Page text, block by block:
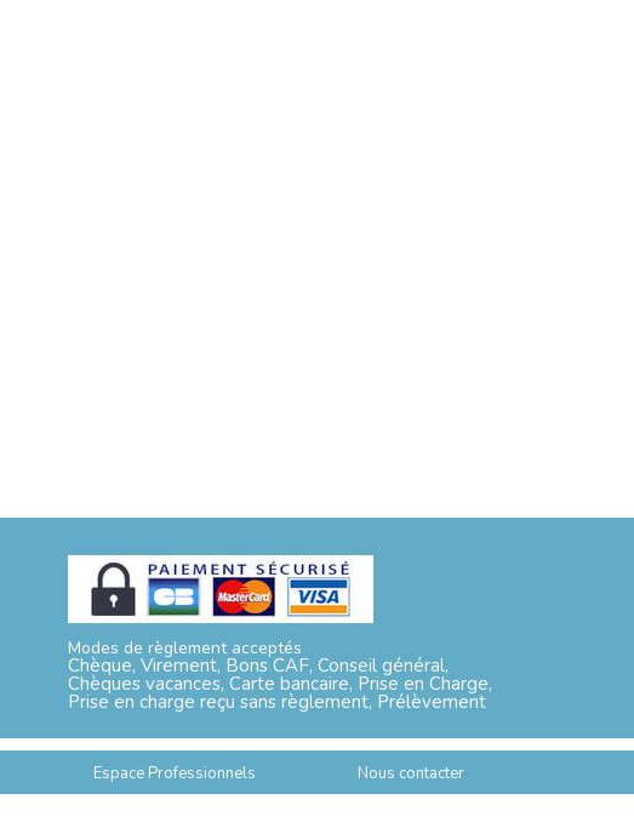
Modes de règlement acceptés
Chèque, Virement, Bons CAF, Conseil général,
Chèques vacances, Carte bancaire, Prise en Charge,
Prise en charge reçu sans règlement, Prélèvement
Espace Professionnels
Nous contacter